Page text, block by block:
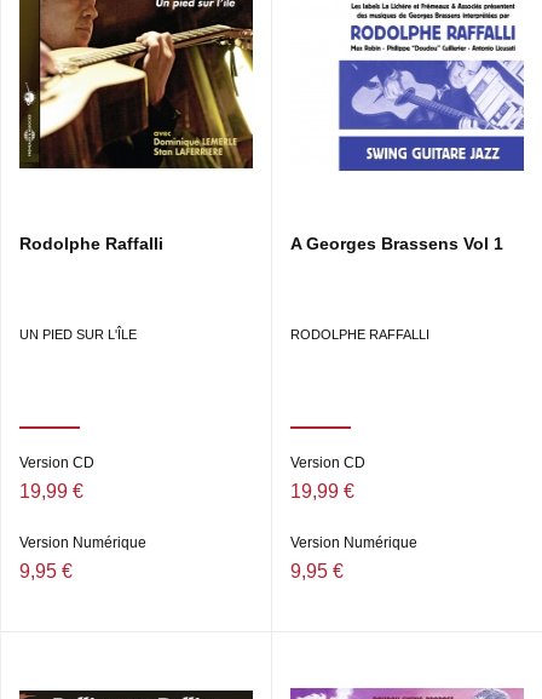
Claude Mouton : Contrebasse • Abraham Mansfarroll :
Percussions • Invitée sur « Les feuilles mortes » :
Sapho
Rodolphe Raffalli
UN PIED SUR L'ÎLE
Version CD
19,99 €
Version Numérique
9,95 €
A Georges Brassens Vol 1
RODOLPHE RAFFALLI
Version CD
19,99 €
Version Numérique
9,95 €